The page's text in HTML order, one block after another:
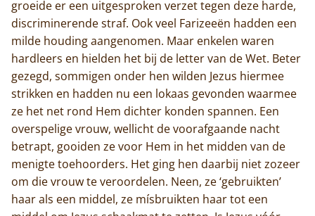
groeide er een uitgesproken verzet tegen deze harde,
discriminerende straf. Ook veel Farizeeën hadden een
milde houding aangenomen. Maar enkelen waren
hardleers en hielden het bij de letter van de Wet. Beter
gezegd, sommigen onder hen wilden Jezus hiermee
strikken en hadden nu een lokaas gevonden waarmee
ze het net rond Hem dichter konden spannen. Een
overspelige vrouw, wellicht de voorafgaande nacht
betrapt, gooiden ze voor Hem in het midden van de
menigte toehoorders. Het ging hen daarbij niet zozeer
om die vrouw te veroordelen. Neen, ze ‘gebruikten’
haar als een middel, ze mísbruikten haar tot een